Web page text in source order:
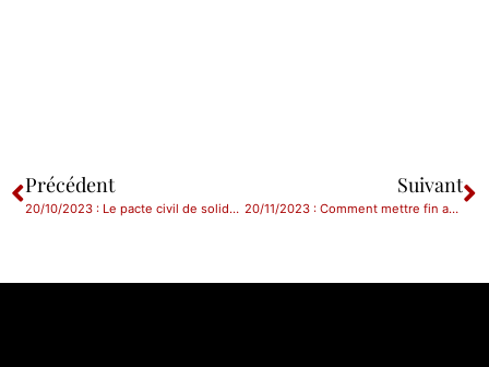
Précédent
20/10/2023 : Le pacte civil de solidarité (PACS) : Qu’est-ce que c’est ? Qui peut le conclure ? Comment ?
Suivant
20/11/2023 : Comment mettre fin au PACS ?